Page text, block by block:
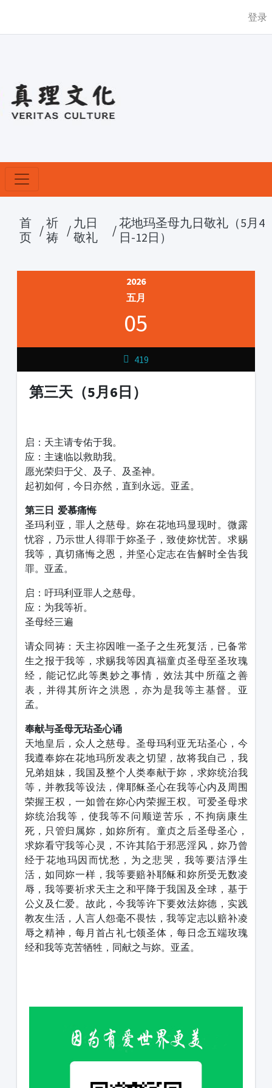
登录
首
页 /祈
祷 / 九日
敬礼
/花地玛圣母九日敬礼（5月4
日-12日）
2026
五月
05
419
第三天（5月6日）
启：天主请专佑于我。
应：主速临以救助我。
愿光荣归于父、及子、及圣神。
起初如何，今日亦然，直到永远。亚孟。
第三日 爱慕痛悔
圣玛利亚，罪人之慈母。妳在花地玛显现时。微露
忧容，乃示世人得罪于妳圣子，致使妳忧苦。求赐
我等，真切痛悔之恩，并坚心定志在告解时全告我
罪。亚孟。
启：吁玛利亚罪人之慈母。
应：为我等祈。
圣母经三遍
请众同祷：天主祢因唯一圣子之生死复活，已备常
生之报于我等，求赐我等因真福童贞圣母至圣玫瑰
经，能记忆此等奥妙之事情，效法其中所蕴之善
表，并得其所许之洪恩，亦为是我等主基督。亚
孟。
奉献与圣母无玷圣心诵
天地皇后，众人之慈母。圣母玛利亚无玷圣心，今
我遵奉妳在花地玛所发表之切望，故将我自己，我
兄弟姐妹，我国及整个人类奉献于妳，求妳统治我
等，并教我等设法，俾耶稣圣心在我等心内及周围
荣握王权，一如曾在妳心内荣握王权。可爱圣母求
妳统治我等，使我等不问顺逆苦乐，不拘病康生
死，只管归属妳，如妳所有。童贞之后圣母圣心，
求妳看守我等心灵，不许其陷于邪恶淫风，妳乃曾
经于花地玛因而忧愁，为之悲哭，我等要洁淨生
活，如同妳一样，我等要赔补耶稣和妳所受无数凌
辱，我等要祈求天主之和平降于我国及全球，基于
公义及仁爱。故此，今我等许下要效法妳德，实践
教友生活，人言人怨毫不畏怯，我等定志以赔补凌
辱之精神，每月首占礼七领圣体，每日念五端玫瑰
经和我等克苦牺牲，同献之与妳。亚孟。